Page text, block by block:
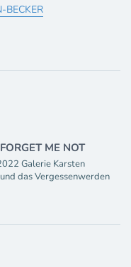
BECKER
ME NOT
Galerie Karsten
das Vergessenwerden